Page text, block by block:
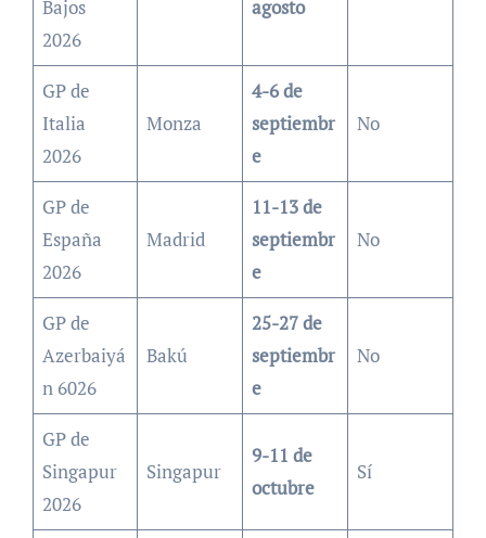
Bajos
2026
agosto
GP de
Italia
2026
Monza
4-6 de
septiembr
e
No
GP de
España
2026
Madrid
11-13 de
septiembr
e
No
GP de
Azerbaiyá
n 6026
Bakú
25-27 de
septiembr
e
No
GP de
Singapur
2026
Singapur
9-11 de
octubre
Sí